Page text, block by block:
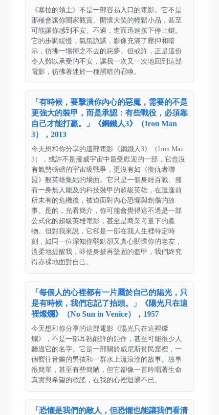
《塞拉的領主》不是一部容易入口的電影。它不是
那種會讓你闔家觀賞、開懷大笑的輕鬆小品，甚至
可能讓你感到不安、不適，進而迅速按下停止鍵。
它的步調緩慢，氣氛詭譎，影像充滿了壓抑和暗
示，彷彿一場揮之不去的惡夢。但或許，正是這份
令人難以承受的不安，讓我一次又一次地回到這部
電影，彷彿著迷於一種黑暗的召喚。
「有時候，要擊潰你內心的惡魔，需要的不是
更強大的裝甲，而是承認：有些戰役，必須靠
自己才能打贏。」《鋼鐵人3》（Iron Man
3），2013
今天想和你分享的這部電影《鋼鐵人3》（Iron Man
3），或許不是漫威宇宙中最受歡迎的一部，它也沒
有氣勢磅礴的宇宙級戰爭，更沒有如《復仇者聯
盟》般英雄集結的場面。它只是一個身經百戰、擁
有一身無人能及的科技裝甲的超級英雄，在遭逢前
所未有的危機後，被迫面對內心恐懼與創傷的故
事。是的，光看簡介，你可能會覺得這不過是一部
公式化的超級英雄電影，甚至是商業考量下的產
物。但對我來說，它卻是一部在我人生裡特定時
刻，如同一位深知你弱點卻又真心關懷你的老友，
溫柔地提醒我，即使身披再堅固的盔甲，我們終究
得赤裸地面對自己。
「每個人的心裡都有一片屬於自己的陽光，只
是有時候，我們忘記了抬頭。」《陽光只在這
裡燦爛》（No Sun in Venice），1957
今天想和你分享的這部電影《陽光只在這裡燦
爛》，不是一部耳熟能詳的鉅作，甚至可能很少人
聽過它的名字。它是一部關於威尼斯貧民窟裡，一
個嚮往音樂的男孩和一群水上流浪漢的故事。故事
很簡單，甚至有些簡陋，但它卻像一首吟唱著生命
真實與希望的歌謠，在我的心裡迴盪不已。
「恐懼是我們的敵人，但恐懼也能讓我們看清